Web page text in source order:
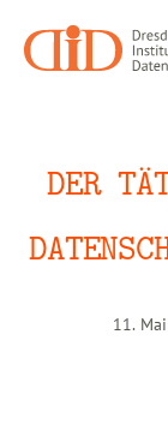
Inhalt
springen
DER
11.